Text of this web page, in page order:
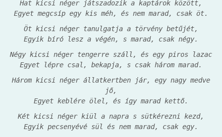
Hat kicsi néger játszadozik a kaptárok között,
Egyet megcsíp egy kis méh, és nem marad, csak öt.
Öt kicsi néger tanulgatja a törvény betűjét,
Egyik bíró lesz a végén, s marad, csak négy.
Négy kicsi néger tengerre száll, és egy piros lazac
Egyet lépre csal, bekapja, s csak három marad.
Három kicsi néger állatkertben jár, egy nagy medve
jő,
Egyet keblére ölel, és így marad kettő.
Két kicsi néger kiül a napra s sütkérezni kezd,
Egyik pecsenyévé sül és nem marad, csak egy.